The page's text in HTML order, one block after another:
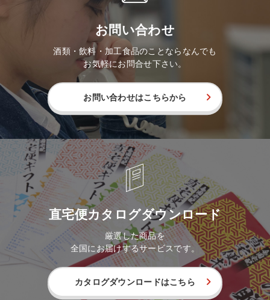
お問い合わせ
酒類・飲料・加工食品のことならなんでも
お気軽にお問合せ下さい。
お問い合わせはこちらから
直宅便カタログダウンロード
厳選した商品を
全国にお届けするサービスです。
カタログダウンロードはこちら